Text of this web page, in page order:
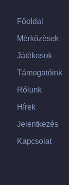
Főoldal
Mérkőzések
Játékosok
Támogatóink
Rólunk
Hírek
Jelentkezés
Kapcsolat